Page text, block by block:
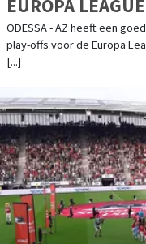
EUROPA LEAGUE
ODESSA - AZ heeft een
play-offs voor de Europa
[...]